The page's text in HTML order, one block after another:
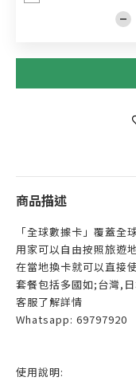
商品描述
「全球數據卡」覆蓋全
用家可以自由按照旅遊
在當地換卡就可以直接
套餐包括多國如;台灣,
客服了解詳情
Whatsapp: 69797920
使用說明: